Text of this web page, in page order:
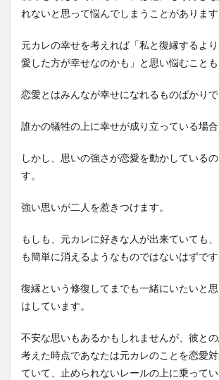
れないと思って悩んでしまうことがあります
元カレの幸せを考えれば「私と復縁するよ
愛した方が幸せなのかも」と思い悩むことも
恋愛とはみんなが幸せになれるものばかりで
誰かの犠牲の上に幸せが成り立っている場合
しかし、思いの強さが恋愛を動かしている
す。
強い思いが二人を惹きつけます。
もしも、元カレに好きな人が出来ていても
も簡単に消えるようなものではないはずです
復縁という修復してまでも一緒にいたいと
はしています。
不安な思いもあるかもしれませんが、彼と
考えた時点であなたは元カレのことを恋愛
ていて、止められないレールの上に乗ってい